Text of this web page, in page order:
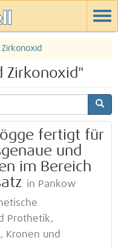
Zirkonoxid
Zirkonoxid"
fertigt für
und
im Bereich
in Pankow
Prothetik,
Kronen und